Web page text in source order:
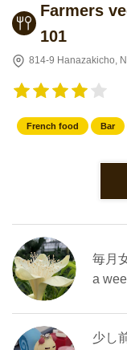
Farmers
101
814-9 Hanazakicho,
French food Bar
毎月
a
少し